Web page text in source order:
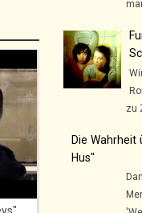
zu
Die Wahrheit
Hus"